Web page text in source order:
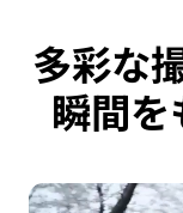
多彩な
瞬間を